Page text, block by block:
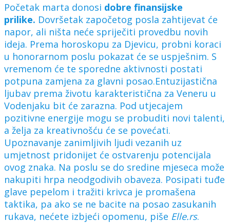
Početak marta donosi dobre finansijske
prilike. Dovršetak započetog posla zahtijevat će
napor, ali ništa neće spriječiti provedbu novih
ideja. Prema horoskopu za Djevicu, probni koraci
u honorarnom poslu pokazat će se uspješnim. S
vremenom će te sporedne aktivnosti postati
potpuna zamjena za glavni posao.Entuzijastična
ljubav prema životu karakteristična za Veneru u
Vodenjaku bit će zarazna. Pod utjecajem
pozitivne energije mogu se probuditi novi talenti,
a želja za kreativnošću će se povećati.
Upoznavanje zanimljivih ljudi vezanih uz
umjetnost pridonijet će ostvarenju potencijala
ovog znaka. Na poslu se do sredine mjeseca može
nakupiti hrpa neodgodivih obaveza. Posipati tuđe
glave pepelom i tražiti krivca je promašena
taktika, pa ako se ne bacite na posao zasukanih
rukava, nećete izbjeći opomenu, piše Elle.rs.